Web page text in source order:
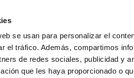
se usan para personalizar el
el tráfico. Además, compartimos
de redes sociales, publicidad y
que les haya proporcionado o
EMPRESA PRODUCTOS